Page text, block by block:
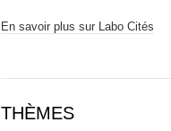
En savoir plus sur Labo Cités
THÈMES